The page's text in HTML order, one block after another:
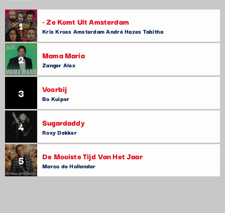
1 - Ze Komt Uit Amsterdam
Kris Kross Amsterdam André Hazes Tabitha
2 Mama Maria
Zanger Alex
3 Voorbij
Bo Kuiper
4 Sugardaddy
Roxy Dekker
5 De Mooiste Tijd Van Het Jaar
Marco de Hollander